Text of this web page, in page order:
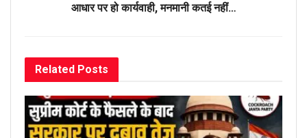
आधार पर हो कार्यवाही, मनमानी कतई नहीं…
Related Posts